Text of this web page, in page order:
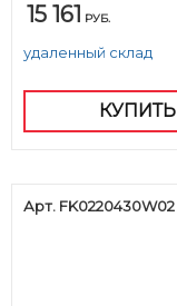
15 161 РУБ.
удаленный склад
КУПИТЬ
Арт. FK0220430W02